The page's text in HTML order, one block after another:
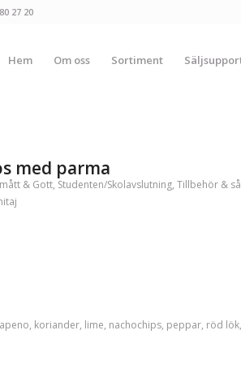
27 20
Hem Om oss Sortiment
med parma
& Gott, Studenten/Skolavslutning, Tillbehör &
, koriander, lime, nachochips, peppar, röd lök,